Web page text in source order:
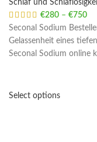
Schlaf und
€280 – €750
Seconal Sodium
Gelassenheit eines
Seconal Sodium online
Select options